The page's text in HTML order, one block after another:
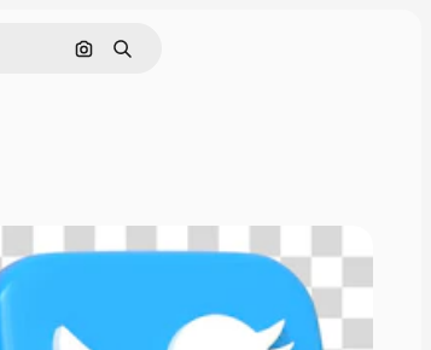
画像で検索
検索